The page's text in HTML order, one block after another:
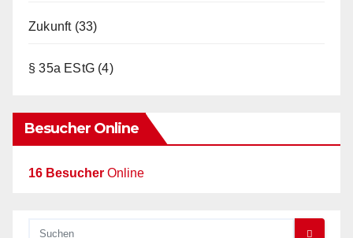
Zukunft(33)
§ 35a EStG (4)
Besucher Online
16 Besucher Online